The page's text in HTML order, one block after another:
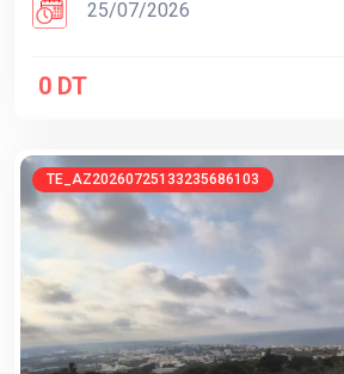
25/07/2026
0 DT
TE_AZ20260725133235686103